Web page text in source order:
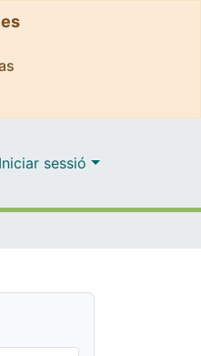
Iniciar sessió